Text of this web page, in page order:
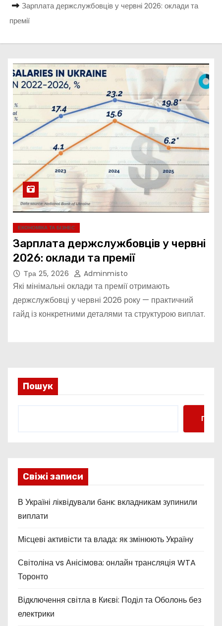
Зарплата держслужбовців у червні 2026: оклади та
премії
ЕКОНОМІКА ТА БІЗНЕС
Зарплата держслужбовців у червні
2026: оклади та премії
Тра 25, 2026 Adminmisto
Які мінімальні оклади та премії отримають
держслужбовці у червні 2026 року — практичний
гайд із конкретними деталями та структурою виплат.
Пошук
Свіжі записи
В Україні ліквідували банк: вкладникам зупинили
виплати
Місцеві активісти та влада: як змінюють Україну
Світоліна vs Анісімова: онлайн трансляція WTA
Торонто
Відключення світла в Києві: Поділ та Оболонь без
електрики